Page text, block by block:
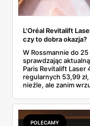
L'Oréal Revitalift
czy to dobra okazja?
W Rossmannie do
sprawdzając
Paris Revitalift Laser
regularnych 53,99
nieźle, ale zanim
co oferuje rynek
Bo czasem
cennik.
POLECAMY